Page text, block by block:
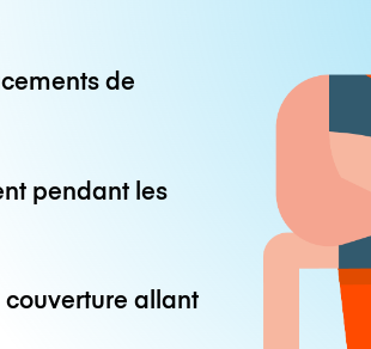
de
pendant les
allant